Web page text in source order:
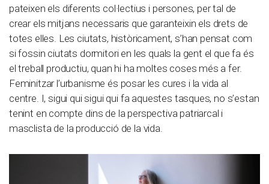
pateixen els diferents col·lectius i persones, per tal de
crear els mitjans necessaris que garanteixin els drets de
totes elles. Les ciutats, històricament, s’han pensat com
si fossin ciutats dormitori en les quals la gent el que fa és
el treball productiu, quan hi ha moltes coses més a fer.
Feminitzar l’urbanisme és posar les cures i la vida al
centre. I, sigui qui sigui qui fa aquestes tasques, no s’estan
tenint en compte dins de la perspectiva patriarcal i
masclista de la producció de la vida.